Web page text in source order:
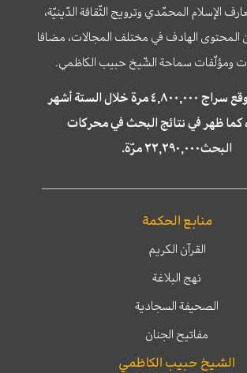
الإسلام المحمّدي وترويج الثّقافة الدّينيّة،
الهادف في مختلف المجالات، مضافا
ومؤلّفات سماحة الشّيخ حبيب الكاظمي.
تمّت زيارة موقع سراج ٤,٨٠٠,٠٠٠ مرة خلال الستة أشهر
كما ظهر في نتائج البحث في محركات
البحث٢٢,٢٩٠,٠٠٠ مرّة.
منابع الحكمة
القرآن الكريم
نهج البلاغة
الصحيفة السجادية
مفاتيح الجنان
الشيخ حبيب الكاظمي